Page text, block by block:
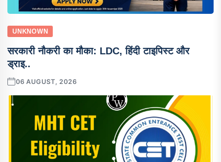
UNKNOWN
सरकारी नौकरी का मौका: LDC, हिंदी टाइपिस्ट और
ड्राइ..
06 AUGUST, 2026